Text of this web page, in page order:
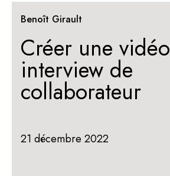
Benoît Girault
Créer une vidéo
interview de
collaborateur
21 décembre 2022